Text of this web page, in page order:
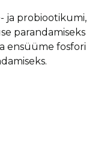
ja probiootikumi,
parandamiseks
ensüüme fosfori